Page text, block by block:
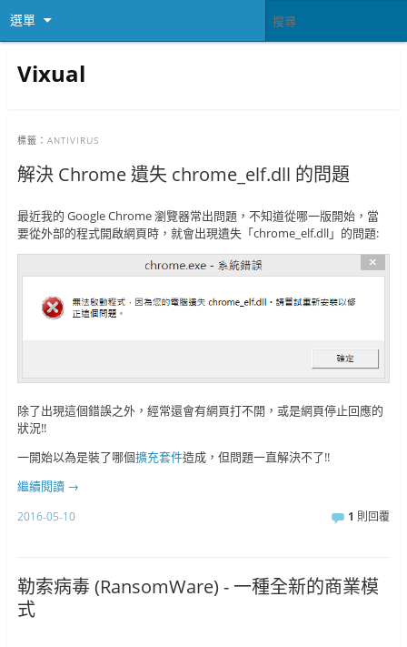
選單
Vixual
標籤： ANTIVIRUS
解決 Chrome 遺失 chrome_elf.dll 的問題
最近我的 Google Chrome 瀏覽器常出問題，不知道從哪一版開始，當
要從外部的程式開啟網頁時，就會出現遺失「chrome_elf.dll」的問題:
除了出現這個錯誤之外，經常還會有網頁打不開，或是網頁停止回應的
狀況!!
一開始以為是裝了哪個擴充套件造成，但問題一直解決不了!!
繼續閱讀 →
2016-05-10 1 則回覆
勒索病毒 (RansomWare) - 一種全新的商業模
式